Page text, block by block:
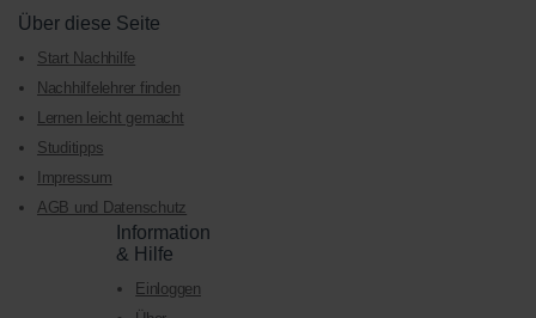
Über diese Seite
Start Nachhilfe
Nachhilfelehrer finden
Lernen leicht gemacht
Studitipps
Impressum
AGB und Datenschutz
Information
& Hilfe
Einloggen